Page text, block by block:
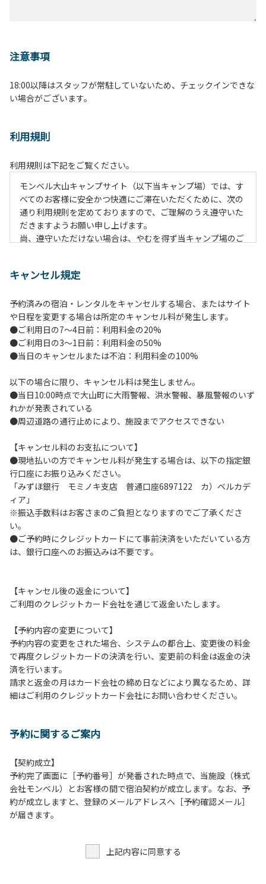
注意事項
18:00以降はスタッフが常駐していないため、チェックインできな
い場合がございます。
利用規則
利用規則は下記をご覧ください。
モンベル大山キャンプサイト（以下当キャンプ場）では、す
べてのお客様に安全かつ快適にご滞在いただくために、次の
通り利用規則を定めておりますので、ご理解のうえ遵守いた
だきますようお願い申し上げます。
尚、遵守いただけない場合は、やむを得ず当キャンプ場のご
【当キャンプ場利用に際してのご案内ならびに注意事項】
２．利用におけるルールを遵守いただき、ご自身で事故の防
止に努めてください。
３．安全管理上、お子さまの単独での行動はご遠慮くださ
い。
４．当キャンプ場内を車で移動する場合は徐行運転（5ｋｍ/
５．ゴミ（可燃）は指定のゴミ袋に分別した上で、指定の場
所へ捨ててください。ビン・缶・ペットボトルおよび不燃ゴ
ミは持ち帰りお願いします。
６．BBQ及び焚火台の灰につきましては鎮火を確認した上で
７．暴力団等反社会勢力及びその関係者ならびに公共の秩
序、善良の風俗に反する恐れのある場合には、ご利用をお断
りいたします。
８．不可抗力以外の事由により建造物、家具、備品、その他
の物品を損傷、紛失、汚染させた場合には、相当額を弁償し
ていただくことがあります。
９．当キャンプ場内（駐車場を含む）での事故や盗難などに
つきましては、一切の責任を負いかねます。
１０．車中で宿泊される場合は、必ずエンジンを停止してく
の間車輌移動はご遠慮ください。
１２．レンタル品は管理棟に返却してください。
宿泊可能なサイトは除く）
１４．キャンプ場内に喫煙所はございません。他のお客様の
ご迷惑にならないようにご配慮願います。
【当キャンプ場での禁止事項】
１．花火（手持ちや打ち上げなど全て）。
３．硬いボールでの球技。（野球、キャッチボール・サッカ
４．大きな音で音楽や楽器などを鳴らす行為。（ 但し貸切イ
ベントは除く）
５．発電機の使用。（但し貸切イベントは除く）
６．申込みされたサイト以外のサイトの利用や共用部（シャ
ワー棟、水道など）の占有行為。
８．その他 周りに迷惑となるような行為（夜間の大声での談
キャンセル規定
予約済みの宿泊・レンタルをキャンセルする場合、またはサイト
や日程を変更する場合は所定のキャンセル料が発生します。
●ご利用日の7～4日前：利用料金の20%
●ご利用日の3～1日前：利用料金の50%
●当日のキャンセルまたは不泊：利用料金の100%
以下の場合に限り、キャンセル料は発生しません。
●当日10:00時点で大山町に大雨警報、洪水警報、暴風警報のいず
れかが発表されている
●周辺道路の通行止めにより、施設までアクセスできない
【キャンセル料のお支払について】
●現地払いの方でキャンセル料が発生する場合は、以下の指定銀
行口座にお振り込みください。
「みずほ銀行 モミノキ支店 普通口座6897122 カ）ベルカデ
ィア」
※振込手数料はお客さまのご負担となりますのでご了承くださ
い。
●ご予約時にクレジットカードにて事前決済をいただいている方
は、銀行口座へのお振込みは不要です。
【キャンセル後の返金について】
ご利用のクレジットカード会社を通じて返金いたします。
【予約内容の変更について】
予約内容の変更をされた場合、システムの都合上、変更後の料金
で再度クレジットカードの決済を行い、変更前の料金は返金の決
済を行います。
請求と返金の月はカード会社の締め日などにより異なるため、詳
細はご利用のクレジットカード会社にお問い合わせください。
予約に関するご案内
【契約成立】
予約完了画面に［予約番号］が発番された時点で、当施設（株式
会社モンベル）とお客様の間で宿泊契約が成立します。なお、予
約が成立しますと、登録のメールアドレスへ［予約確認メール］
が届きます。
上記内容に同意する